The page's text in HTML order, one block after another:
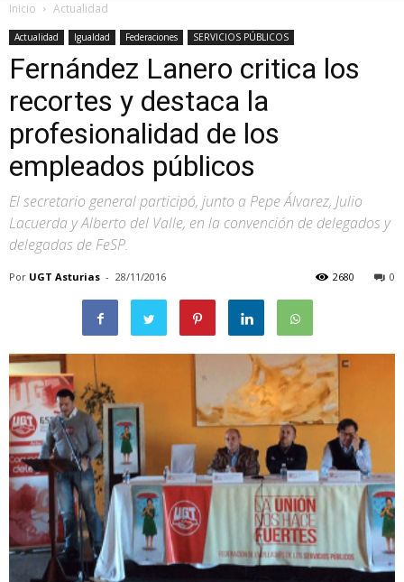
Inicio Actualidad
Actualidad Igualdad Federaciones SERVICIOS PÚBLICOS
Fernández Lanero critica los
recortes y destaca la
profesionalidad de los
empleados públicos
El secretario general participó, junto a Pepe Álvarez, Julio
Lacuerda y Alberto del Valle, en la convención de delegados y
delegadas de FeSP.
Por UGT Asturias - 28/11/2016 0
2680